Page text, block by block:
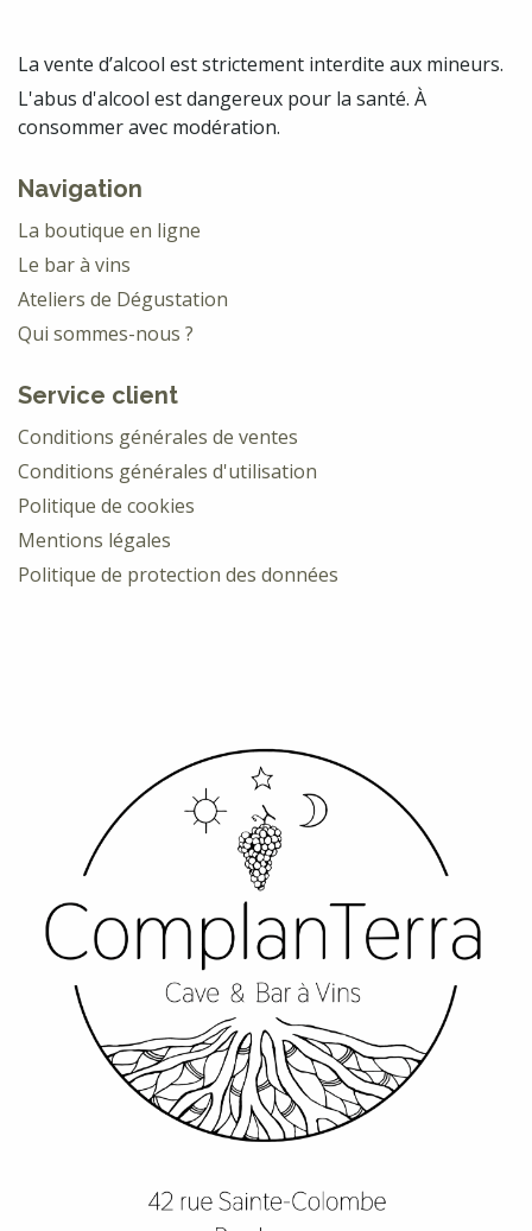
La vente d’alcool est strictement interdite aux mineurs.
L'abus d'alcool est dangereux pour la santé. À
consommer avec modération.
Navigation
La boutique en ligne
Le bar à vins
Ateliers de Dégustation
Qui sommes-nous ?
Service client
Conditions générales de ventes
Conditions générales d'utilisation
Politique de cookies
Mentions légales
Politique de protection des données